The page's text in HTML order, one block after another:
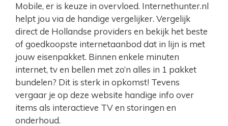
Mobile, er is keuze in overvloed. Internethunter.nl
helpt jou via de handige vergelijker. Vergelijk
direct de Hollandse providers en bekijk het beste
of goedkoopste internetaanbod dat in lijn is met
jouw eisenpakket. Binnen enkele minuten
internet, tv en bellen met zo’n alles in 1 pakket
bundelen? Dit is sterk in opkomst! Tevens
vergaar je op deze website handige info over
items als interactieve TV en storingen en
onderhoud.